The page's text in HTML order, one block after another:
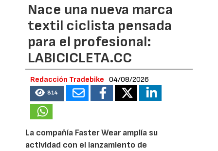
Nace una nueva marca
textil ciclista pensada
para el profesional:
LABICICLETA.CC
Redacción Tradebike 04/08/2026
814
La compañía Faster Wear amplía su
actividad con el lanzamiento de